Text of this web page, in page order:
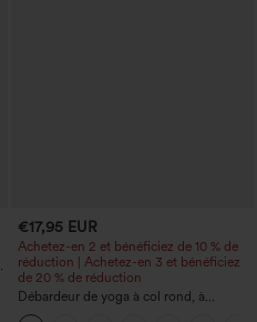
+8
€17,95 EUR
Achetez-en 2 et bénéficiez de 10 % de
réduction | Achetez-en 3 et bénéficiez
de 20 % de réduction
Débardeur de yoga à col rond, à
fronces, effet rafraîchissant - UPF50+